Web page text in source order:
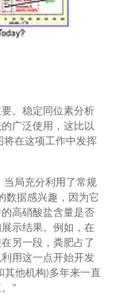
。稳定同位素分析
广泛使用，这比以
将在这项工作中发挥
当局充分利用了常规
数据感兴趣，因为它
高硝酸盐含量是否
示结果。例如，在
另一段，粪肥占了
用这一点开始开发
他机构)多年来一直
”